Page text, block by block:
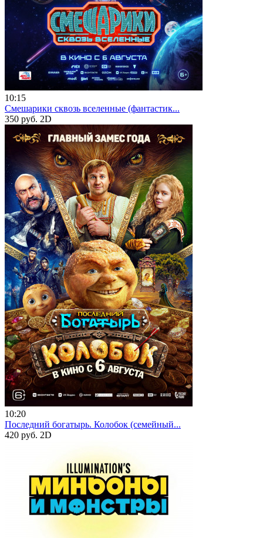
10:15
Смешарики сквозь вселенные (фантастик...
350 руб. 2D
10:20
Последний богатырь. Колобок (семейный...
420 руб. 2D